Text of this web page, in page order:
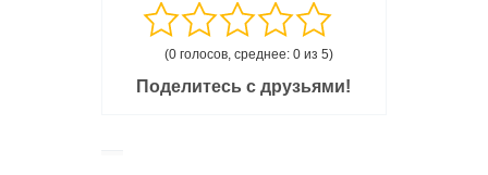
(0 голосов, среднее: 0 из 5)
Поделитесь с друзьями!